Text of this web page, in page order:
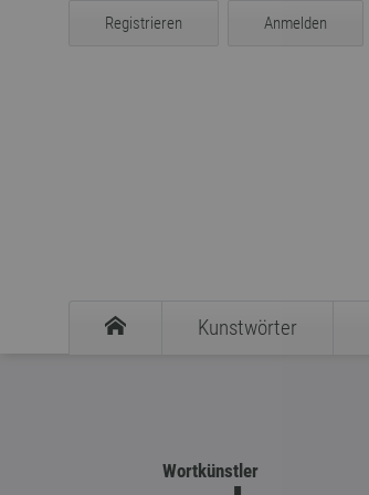
Registrieren Anmelden
Kunstwörter
Wortkünstler